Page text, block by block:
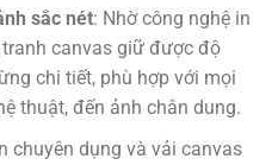
sắc nét: Nhờ công nghệ in
canvas giữ được độ
chi tiết, phù hợp với mọi
thuật, đến ảnh chân dung.
chuyên dụng và vải canvas